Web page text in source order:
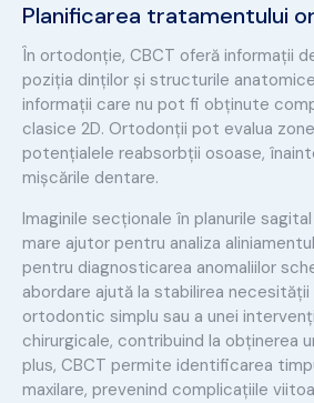
Planificarea tratamentului
În ortodonție, CBCT oferă informații
poziția dinților și structurile
informații care nu pot fi obținute
clasice 2D. Ortodonții pot evalua
potențialele reabsorbții osoase,
mișcările dentare.
Imaginile secționale în planurile
mare ajutor pentru analiza
pentru diagnosticarea anomaliilor
abordare ajută la stabilirea
ortodontic simplu sau a unei
chirurgicale, contribuind la obținerea
plus, CBCT permite identificarea
maxilare, prevenind complicațiile